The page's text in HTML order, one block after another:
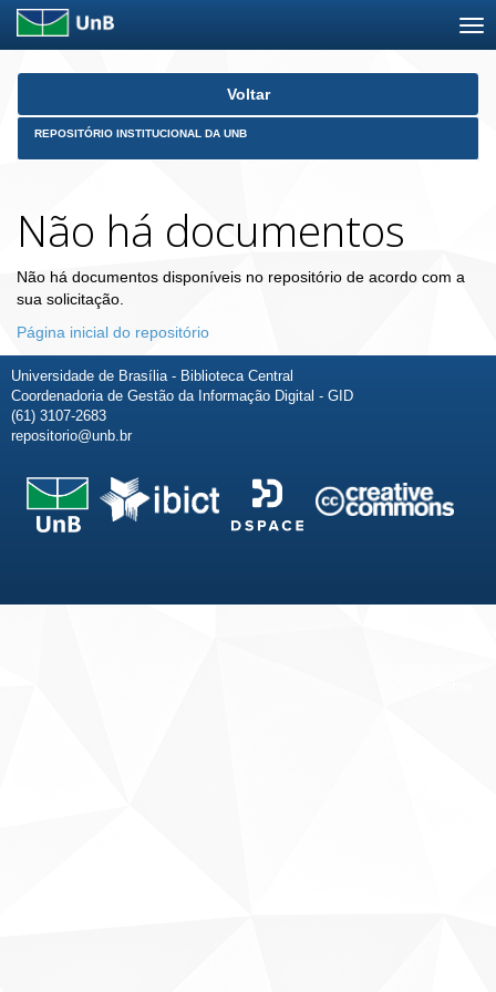
Skip
Voltar
REPOSITÓRIO INSTITUCIONAL DA UNB
Não há documentos
Não há documentos disponíveis no repositório de acordo com a
sua solicitação.
Página inicial do repositório
Universidade de Brasília - Biblioteca Central
Coordenadoria de Gestão da Informação Digital - GID
(61) 3107-2683
repositorio@unb.br